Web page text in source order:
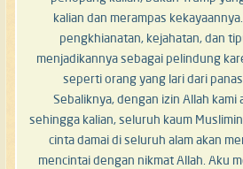
kalian dan merampas
pengkhianatan, kejahatan, dan
menjadikannya sebagai pelindung
seperti orang yang lari dari
Sebaliknya, dengan izin Allah kami
sehingga kalian, seluruh kaum
cinta damai di seluruh alam akan
mencintai dengan nikmat Allah. Aku